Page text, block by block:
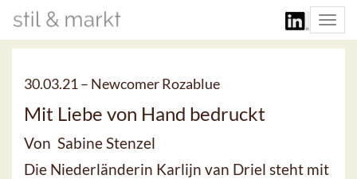
30.03.21 – Newcomer Rozablue
Mit Liebe von Hand bedruckt
Von Sabine Stenzel
Die Niederländerin Karlijn van Driel steht mit